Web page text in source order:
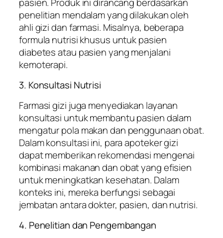
penelitian mendalam yang dilakukan oleh
ahli gizi dan farmasi. Misalnya, beberapa
formula nutrisi khusus untuk pasien
diabetes atau pasien yang menjalani
kemoterapi.
3. Konsultasi Nutrisi
Farmasi gizi juga menyediakan layanan
konsultasi untuk membantu pasien dalam
mengatur pola makan dan penggunaan obat.
Dalam konsultasi ini, para apoteker gizi
dapat memberikan rekomendasi mengenai
kombinasi makanan dan obat yang efisien
untuk meningkatkan kesehatan. Dalam
konteks ini, mereka berfungsi sebagai
jembatan antara dokter, pasien, dan nutrisi.
4. Penelitian dan Pengembangan